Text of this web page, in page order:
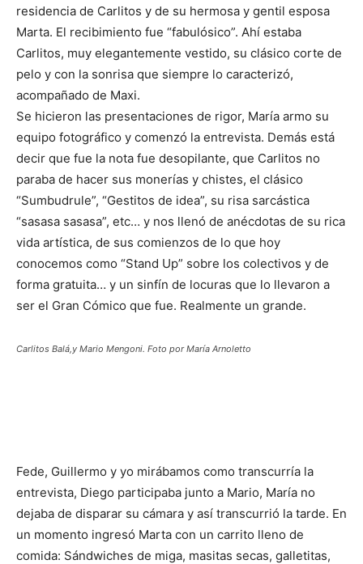
residencia de Carlitos y de su hermosa y gentil esposa
Marta. El recibimiento fue “fabulósico”. Ahí estaba
Carlitos, muy elegantemente vestido, su clásico corte de
pelo y con la sonrisa que siempre lo caracterizó,
acompañado de Maxi.
Se hicieron las presentaciones de rigor, María armo su
equipo fotográfico y comenzó la entrevista. Demás está
decir que fue la nota fue desopilante, que Carlitos no
paraba de hacer sus monerías y chistes, el clásico
“Sumbudrule”, “Gestitos de idea”, su risa sarcástica
“sasasa sasasa”, etc… y nos llenó de anécdotas de su rica
vida artística, de sus comienzos de lo que hoy
conocemos como “Stand Up” sobre los colectivos y de
forma gratuita… y un sinfín de locuras que lo llevaron a
ser el Gran Cómico que fue. Realmente un grande.
Carlitos Balá,y Mario Mengoni. Foto por María Arnoletto
Fede, Guillermo y yo mirábamos como transcurría la
entrevista, Diego participaba junto a Mario, María no
dejaba de disparar su cámara y así transcurrió la tarde. En
un momento ingresó Marta con un carrito lleno de
comida: Sándwiches de miga, masitas secas, galletitas,